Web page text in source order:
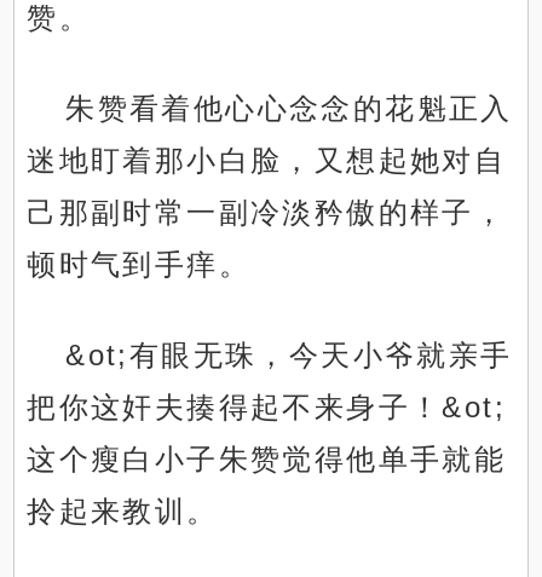
赞。
朱赞看着他心心念念的花魁正入
迷地盯着那小白脸，又想起她对自
己那副时常一副冷淡矜傲的样子，
顿时气到手痒。
&ot;有眼无珠，今天小爷就亲手
把你这奸夫揍得起不来身子！&ot;
这个瘦白小子朱赞觉得他单手就能
拎起来教训。